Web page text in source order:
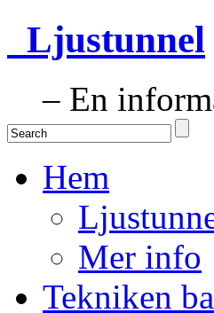
Ljustunnel
– En
Hem
Mer info
Tekniken